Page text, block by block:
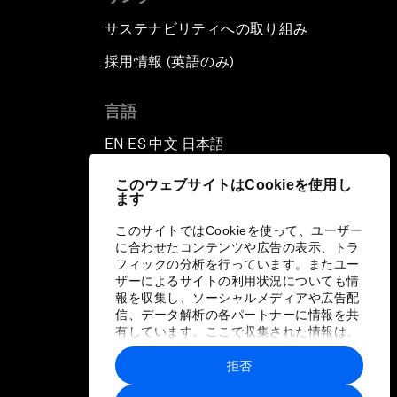
このウェブサイトはCookieを使用し
ます
このサイトではCookieを使って、ユーザー
に合わせたコンテンツや広告の表示、トラ
フィックの分析を行っています。またユー
ザーによるサイトの利用状況についても情
報を収集し、ソーシャルメディアや広告配
信、データ解析の各パートナーに情報を共
有しています。ここで収集された情報は、
ユーザーが各パートナーに提供した他の情
報や各パートナーのサービスを使用した際
に収集された情報と組み合わされ、各パー
拒否
サステナビリティへの取り組み
採用情報 (英語のみ)
言語
EN ▪ ES▪中文▪ 日本語